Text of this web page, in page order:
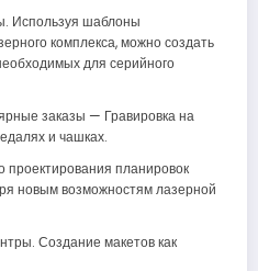
Используя шаблоны
комплекса, можно создать
для серийного
заказы — Гравировка на
и чашках.
проектирования планировок
новым возможностям лазерной
Создание макетов как